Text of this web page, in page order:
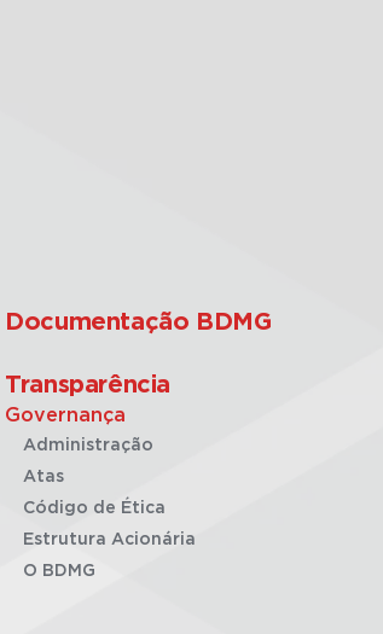
Documentação BDMG
Transparência
Governança
Administração
Atas
Código de Ética
Estrutura Acionária
O BDMG